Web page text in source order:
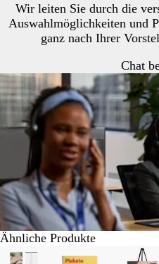
Wir leiten Sie durch die
Auswahlmöglichkeiten und
ganz nach Ihrer
Chat
Ähnliche Produkte
Neue
Galeriebilder